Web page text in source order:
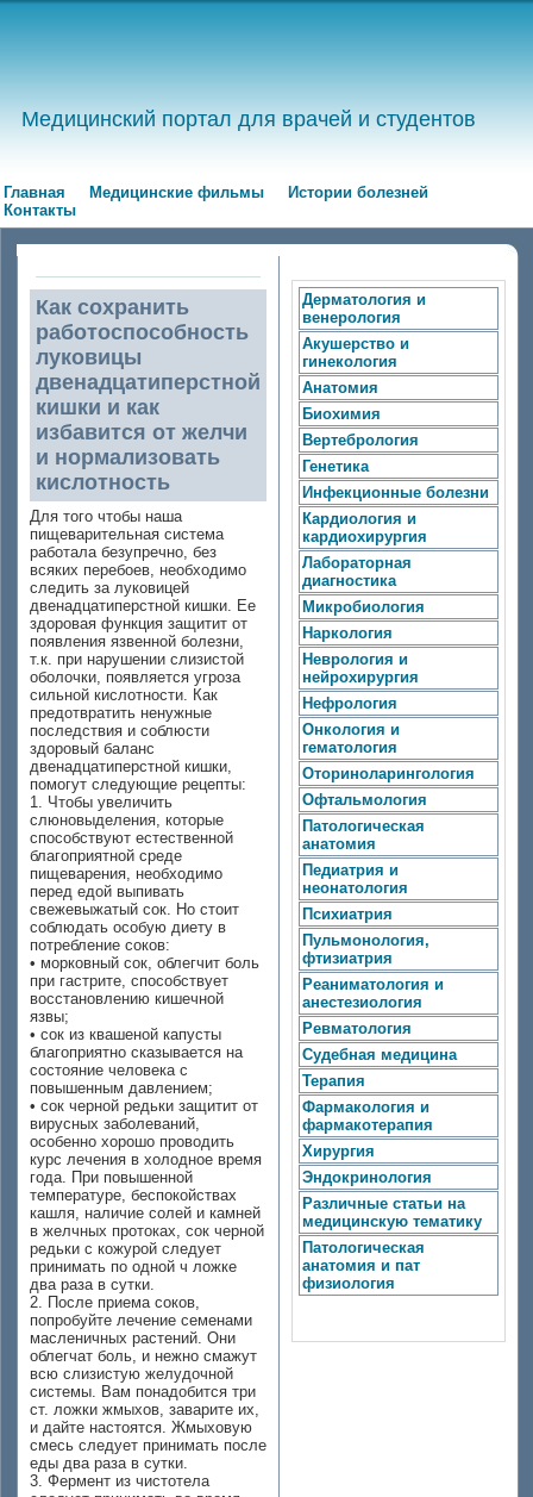
Медицинский портал для врачей и студентов
Главная Медицинские фильмы
Истории болезней
Контакты
Как сохранить
работоспособность
луковицы
двенадцатиперстной
кишки и как
избавится от желчи
и нормализовать
кислотность
Для того чтобы наша
пищеварительная система
работала безупречно, без
всяких перебоев, необходимо
следить за луковицей
двенадцатиперстной кишки. Ее
здоровая функция защитит от
появления язвенной болезни,
т.к. при нарушении слизистой
оболочки, появляется угроза
сильной кислотности. Как
предотвратить ненужные
последствия и соблюсти
здоровый баланс
двенадцатиперстной кишки,
помогут следующие рецепты:
1. Чтобы увеличить
слюновыделения, которые
способствуют естественной
благоприятной среде
пищеварения, необходимо
перед едой выпивать
свежевыжатый сок. Но стоит
соблюдать особую диету в
потребление соков:
• морковный сок, облегчит боль
при гастрите, способствует
восстановлению кишечной
язвы;
• сок из квашеной капусты
благоприятно сказывается на
состояние человека с
повышенным давлением;
• сок черной редьки защитит от
вирусных заболеваний,
особенно хорошо проводить
курс лечения в холодное время
года. При повышенной
температуре, беспокойствах
кашля, наличие солей и камней
в желчных протоках, сок черной
редьки с кожурой следует
принимать по одной ч ложке
два раза в сутки.
2. После приема соков,
попробуйте лечение семенами
масленичных растений. Они
облегчат боль, и нежно смажут
всю слизистую желудочной
системы. Вам понадобится три
ст. ложки жмыхов, заварите их,
и дайте настоятся. Жмыховую
смесь следует принимать после
еды два раза в сутки.
3. Фермент из чистотела
Дерматология и
венерология
Акушерство и
гинекология
Анатомия
Биохимия
Вертебрология
Генетика
Инфекционные болезни
Кардиология и
кардиохирургия
Лабораторная
диагностика
Микробиология
Наркология
Неврология и
нейрохирургия
Нефрология
Онкология и
гематология
Оториноларингология
Офтальмология
Патологическая
анатомия
Педиатрия и
неонатология
Психиатрия
Пульмонология,
фтизиатрия
Реаниматология и
анестезиология
Ревматология
Судебная медицина
Терапия
Фармакология и
фармакотерапия
Хирургия
Эндокринология
Различные статьи на
медицинскую тематику
Патологическая
анатомия и пат
физиология